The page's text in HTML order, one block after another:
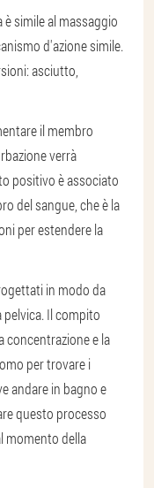
simile al massaggio
d'azione simile.
asciutto,
il membro
verrà
positivo è associato
del sangue, che è la
per estendere la
in modo da
Il compito
concentrazione e la
per trovare i
andare in bagno e
questo processo
momento della